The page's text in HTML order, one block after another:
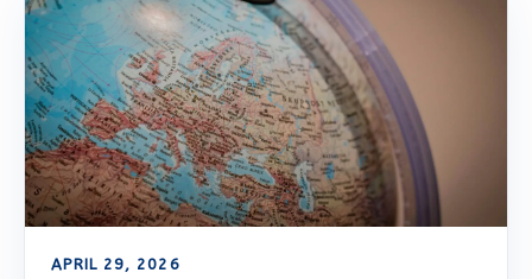
APRIL 29, 2026